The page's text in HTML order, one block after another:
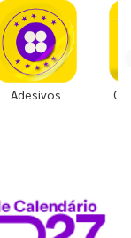
Adesivos